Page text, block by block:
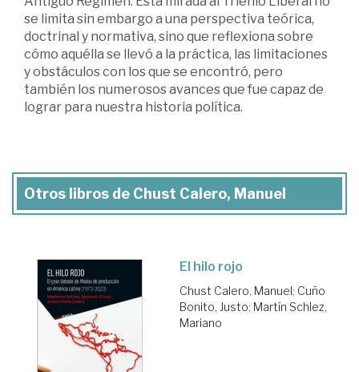
se limita sin embargo a una perspectiva teórica,
doctrinal y normativa, sino que reflexiona sobre
cómo aquélla se llevó a la práctica, las limitaciones
y obstáculos con los que se encontró, pero
también los numerosos avances que fue capaz de
lograr para nuestra historia política.
Otros libros de Chust Calero, Manuel
El hilo rojo
Chust Calero, Manuel; Cuño
Bonito, Justo; Martín Schlez,
Mariano